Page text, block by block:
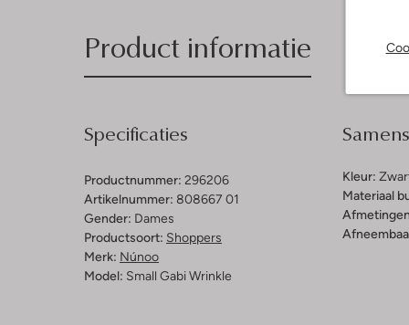
Product informatie
Specificaties
Productnummer: 296206
Artikelnummer: 808667 01
Gender: Dames
Productsoort: Shoppers
Merk: Núnoo
Model: Small Gabi Wrinkle
Kleur:
Materiaal